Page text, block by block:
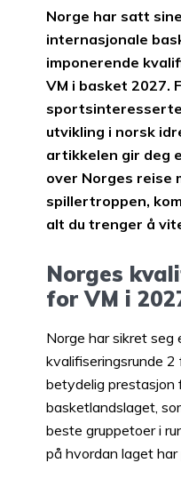
Norge har satt
internasjonale
imponerende
VM i basket 2027.
utvikling i norsk
artikkelen gir deg
over Norges reise
spillertroppen,
alt du trenger å
Norges
for VM i
Norge har sikret seg
kvalifiseringsrunde
betydelig prestasjon
basketlandslaget,
beste gruppetoer i
på hvordan laget